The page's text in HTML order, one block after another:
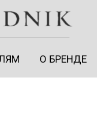
О БРЕНДЕ
О БРЕНДЕ